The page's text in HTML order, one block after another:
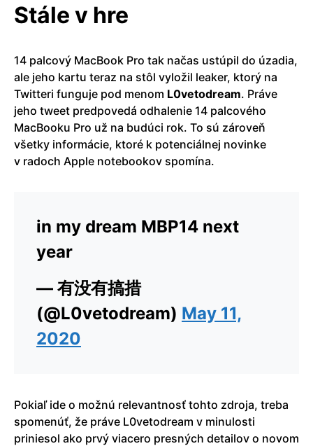
Stále v hre
14 palcový MacBook Pro tak načas ustúpil do úzadia,
ale jeho kartu teraz na stôl vyložil leaker, ktorý na
Twitteri funguje pod menom L0vetodream. Práve
jeho tweet predpovedá odhalenie 14 palcového
MacBooku Pro už na budúci rok. To sú zároveň
všetky informácie, ktoré k potenciálnej novinke
v radoch Apple notebookov spomína.
in my dream MBP14 next
year
— 有没有搞措
(@L0vetodream) May 11,
2020
Pokiaľ ide o možnú relevantnosť tohto zdroja, treba
spomenúť, že práve L0vetodream v minulosti
priniesol ako prvý viacero presných detailov o novom